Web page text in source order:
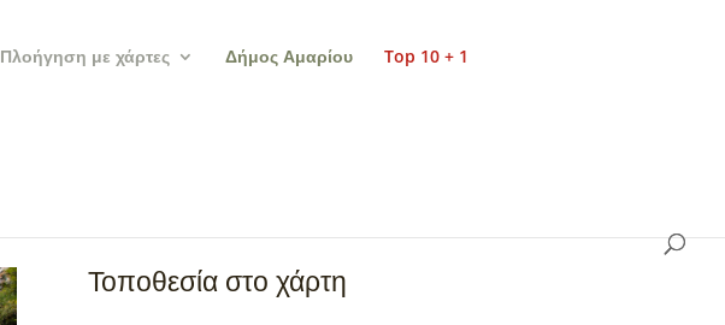
Πλοήγηση με χάρτες Δήμος Αμαρίου Top 10 + 1
Τοποθεσία στο χάρτη